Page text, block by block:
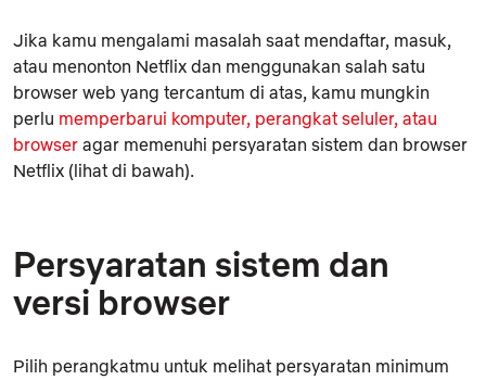
Jika kamu mengalami masalah saat mendaftar, masuk,
atau menonton Netflix dan menggunakan salah satu
browser web yang tercantum di atas, kamu mungkin
perlu memperbarui komputer, perangkat seluler, atau
browser agar memenuhi persyaratan sistem dan browser
Netflix (lihat di bawah).
Persyaratan sistem dan
versi browser
Pilih perangkatmu untuk melihat persyaratan minimum